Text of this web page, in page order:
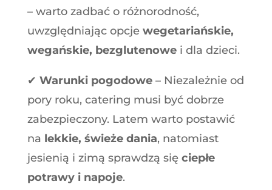
– warto zadbać o różnorodność,
uwzględniając opcje wegetariańskie,
wegańskie, bezglutenowei dla dzieci.
✔ Warunki pogodowe– Niezależnie od
pory roku, catering musi być dobrze
zabezpieczony. Latem warto postawić
na lekkie, świeże dania, natomiast
jesienią i zimą sprawdzą się ciepłe
potrawy i napoje.